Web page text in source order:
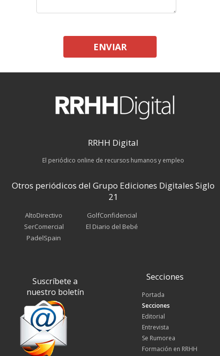
ENVIAR
RRHH Digital
El periódico online de recursos humanos y empleo
Otros periódicos del Grupo Ediciones Digitales Siglo
21
AltoDirectivo
SerComercial
PadelSpain
GolfConfidencial
El Diario del Bebé
Suscríbete a
nuestro boletín
Secciones
Portada
Secciones
Editorial
Entrevista
Se Rumorea
Formación en RRHH